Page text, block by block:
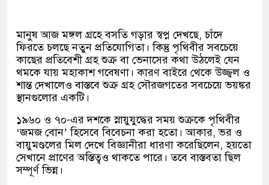
মানুষ আজ মঙ্গল গ্রহে বসতি গড়ার স্বপ্ন দেখছে, চাঁদে
ফিরতে চলছে নতুন প্রতিযোগিতা। কিন্তু পৃথিবীর সবচেয়ে
কাছের প্রতিবেশী গ্রহ শুক্র বা ভেনাসের কথা উঠলেই যেন
থমকে যায় মহাকাশ গবেষণা। কারণ বাইরে থেকে উজ্জ্বল ও
শান্ত দেখালেও বাস্তবে শুক্র গ্রহ সৌরজগতের সবচেয়ে ভয়ঙ্কর
স্থানগুলোর একটি।
১৯৬০ ও ৭০-এর দশকে স্নায়ুযুদ্ধের সময় শুক্রকে পৃথিবীর
‘জমজ বোন’ হিসেবে বিবেচনা করা হতো। আকার, ভর ও
বায়ুমণ্ডলের মিল দেখে বিজ্ঞানীরা ধারণা করেছিলেন, হয়তো
সেখানে প্রাণের অস্তিত্বও থাকতে পারে। তবে বাস্তবতা ছিল
সম্পূর্ণ ভিন্ন।